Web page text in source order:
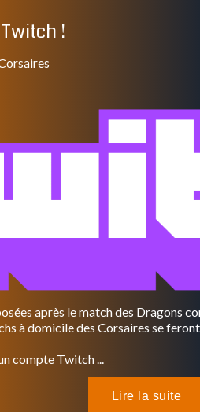
!
après le match des Dragons
à domicile des Corsaires se
compte Twitch ...